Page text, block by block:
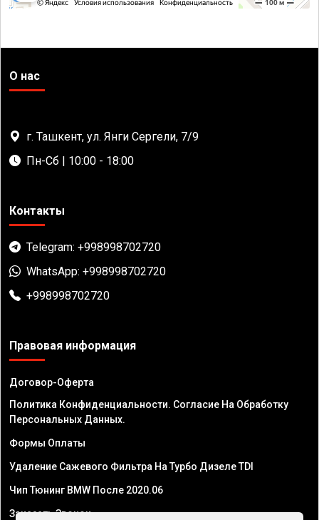
О нас
г. Ташкент, ул. Янги Сергели, 7/9
Пн-Сб | 10:00 - 18:00
Контакты
Telegram: +998998702720
WhatsApp: +998998702720
+998998702720
Правовая информация
Договор-Оферта
Политика Конфиденциальности. Согласие На Обработку
Персональных Данных.
Формы Оплаты
Удаление Сажевого Фильтра На Турбо Дизеле TDI
Чип Тюнинг BMW После 2020.06
Заказать Звонок